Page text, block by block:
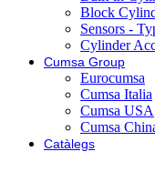
Block
Sensors -
Cylinder
Cumsa Group
Eurocumsa
Cumsa Italia
Cumsa USA
Cumsa
Catàlegs